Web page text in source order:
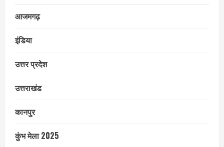
आजमगढ़
इंडिया
उत्तर प्रदेश
उत्तराखंड
कानपुर
कुंभ मेला 2025